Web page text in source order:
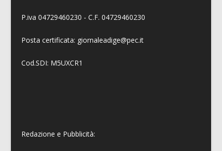
P.iva 04729460230 - C.F. 04729460230
Posta certificata: giornaleadige@pec.it
Cod.SDI: M5UXCR1
Redazione e Pubblicità: